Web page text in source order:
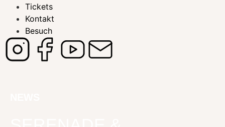
Tickets
Kontakt
Besuch